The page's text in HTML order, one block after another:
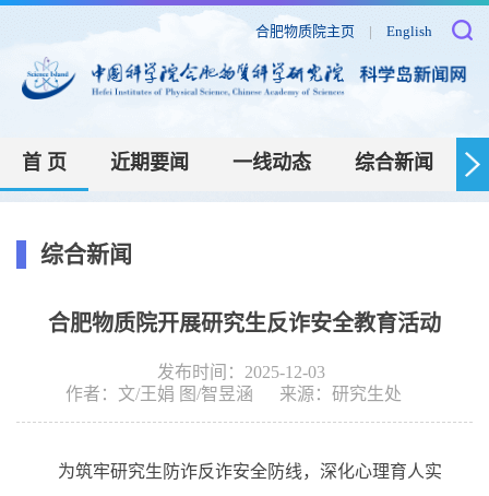
合肥物质院主页 | English
首 页 近期要闻 一线动态 综合新闻
综合新闻
合肥物质院开展研究生反诈安全教育活动
发布时间：2025-12-03
作者： 文/王娟 图/智昱涵 来源： 研究生处
为筑牢研究生防诈反诈安全防线，深化心理育人实